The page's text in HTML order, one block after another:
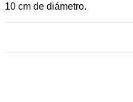
10 cm de diámetro.